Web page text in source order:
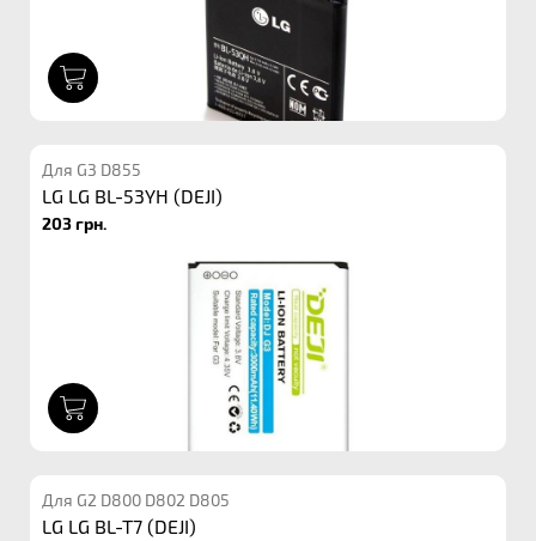
Для G3 D855
LG LG BL-53YH (DEJI)
203 грн.
Для G2 D800 D802 D805
LG LG BL-T7 (DEJI)